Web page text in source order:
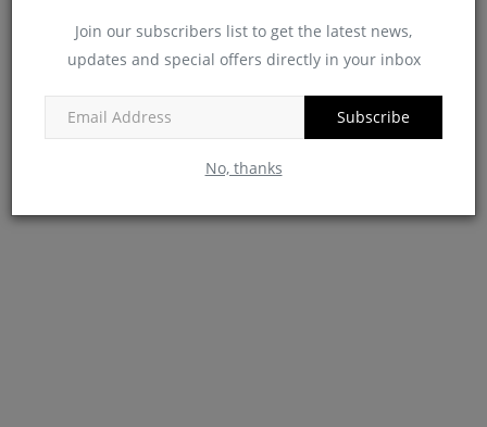
Join our subscribers list to get the latest news,
updates and special offers directly in your inbox
Subscribe
No, thanks